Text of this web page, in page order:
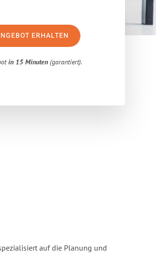
ERHALTEN
in 15 Minuten (garantiert).
auf die Planung und